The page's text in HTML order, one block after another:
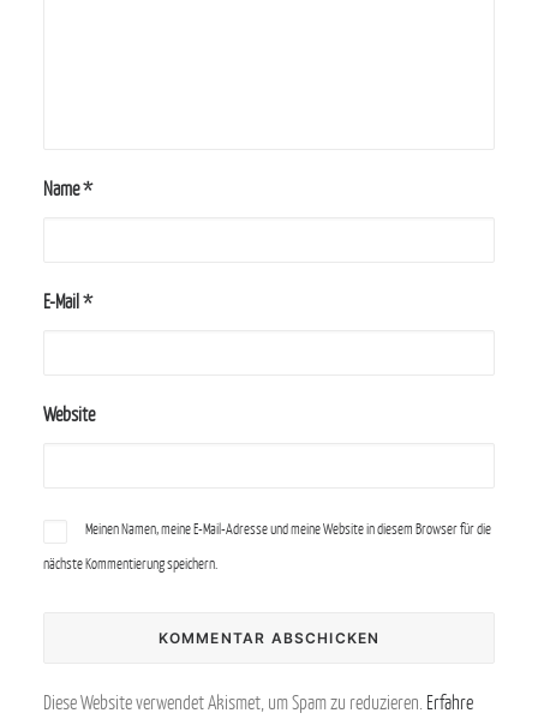
Name*
E-Mail *
Website
Meinen Namen, meine E-Mail-Adresse und meine Website in diesem Browser für die
nächste Kommentierung speichern.
Diese Website verwendet Akismet, um Spam zu reduzieren. Erfahre